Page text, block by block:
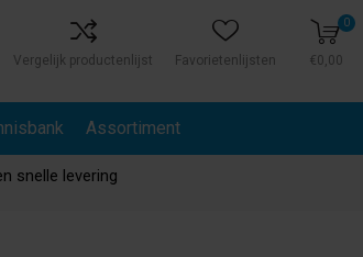
Vergelijk productenlijst Favorietenlijsten
0
€0,00
Assortiment
snelle levering